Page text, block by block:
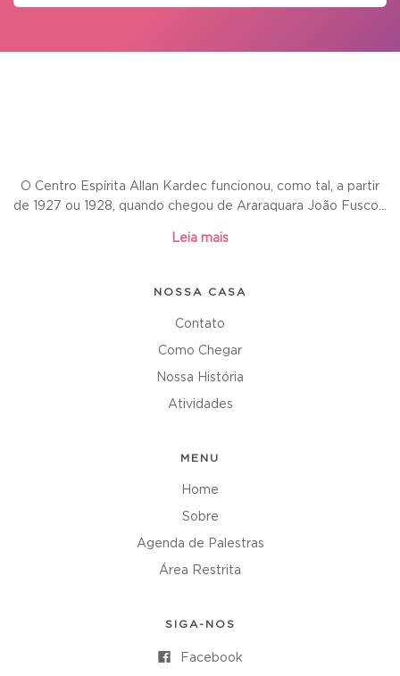
O Centro Espírita Allan Kardec funcionou, como tal, a partir
de 1927 ou 1928, quando chegou de Araraquara João Fusco...
Leia mais
NOSSA CASA
Contato
Como Chegar
Nossa História
Atividades
MENU
Home
Sobre
Agenda de Palestras
Área Restrita
SIGA-NOS
Facebook